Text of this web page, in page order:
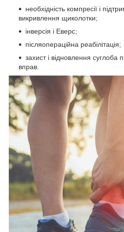
необхідність компресії і
викривлення щиколотки;
інверсія і Еверс;
післяопераційна реабілітація;
захист і відновлення суглоба
вправ.